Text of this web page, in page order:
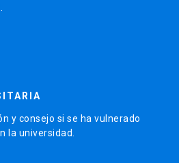
y consejo si se ha vulnerado
la universidad.